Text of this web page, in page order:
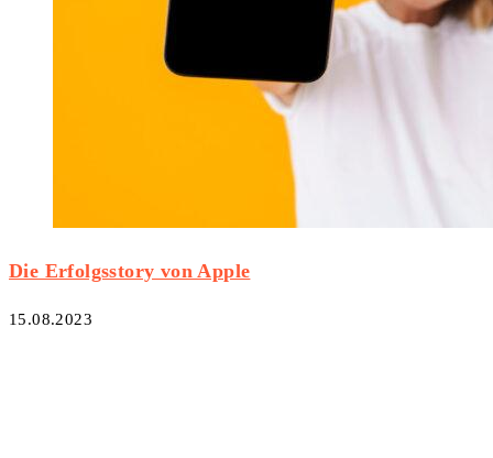
Die Erfolgsstory von Apple
15.08.2023